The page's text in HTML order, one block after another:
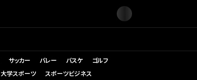
サッカー バレー バスケ
ゴルフ
大学スポーツ スポーツビジネス